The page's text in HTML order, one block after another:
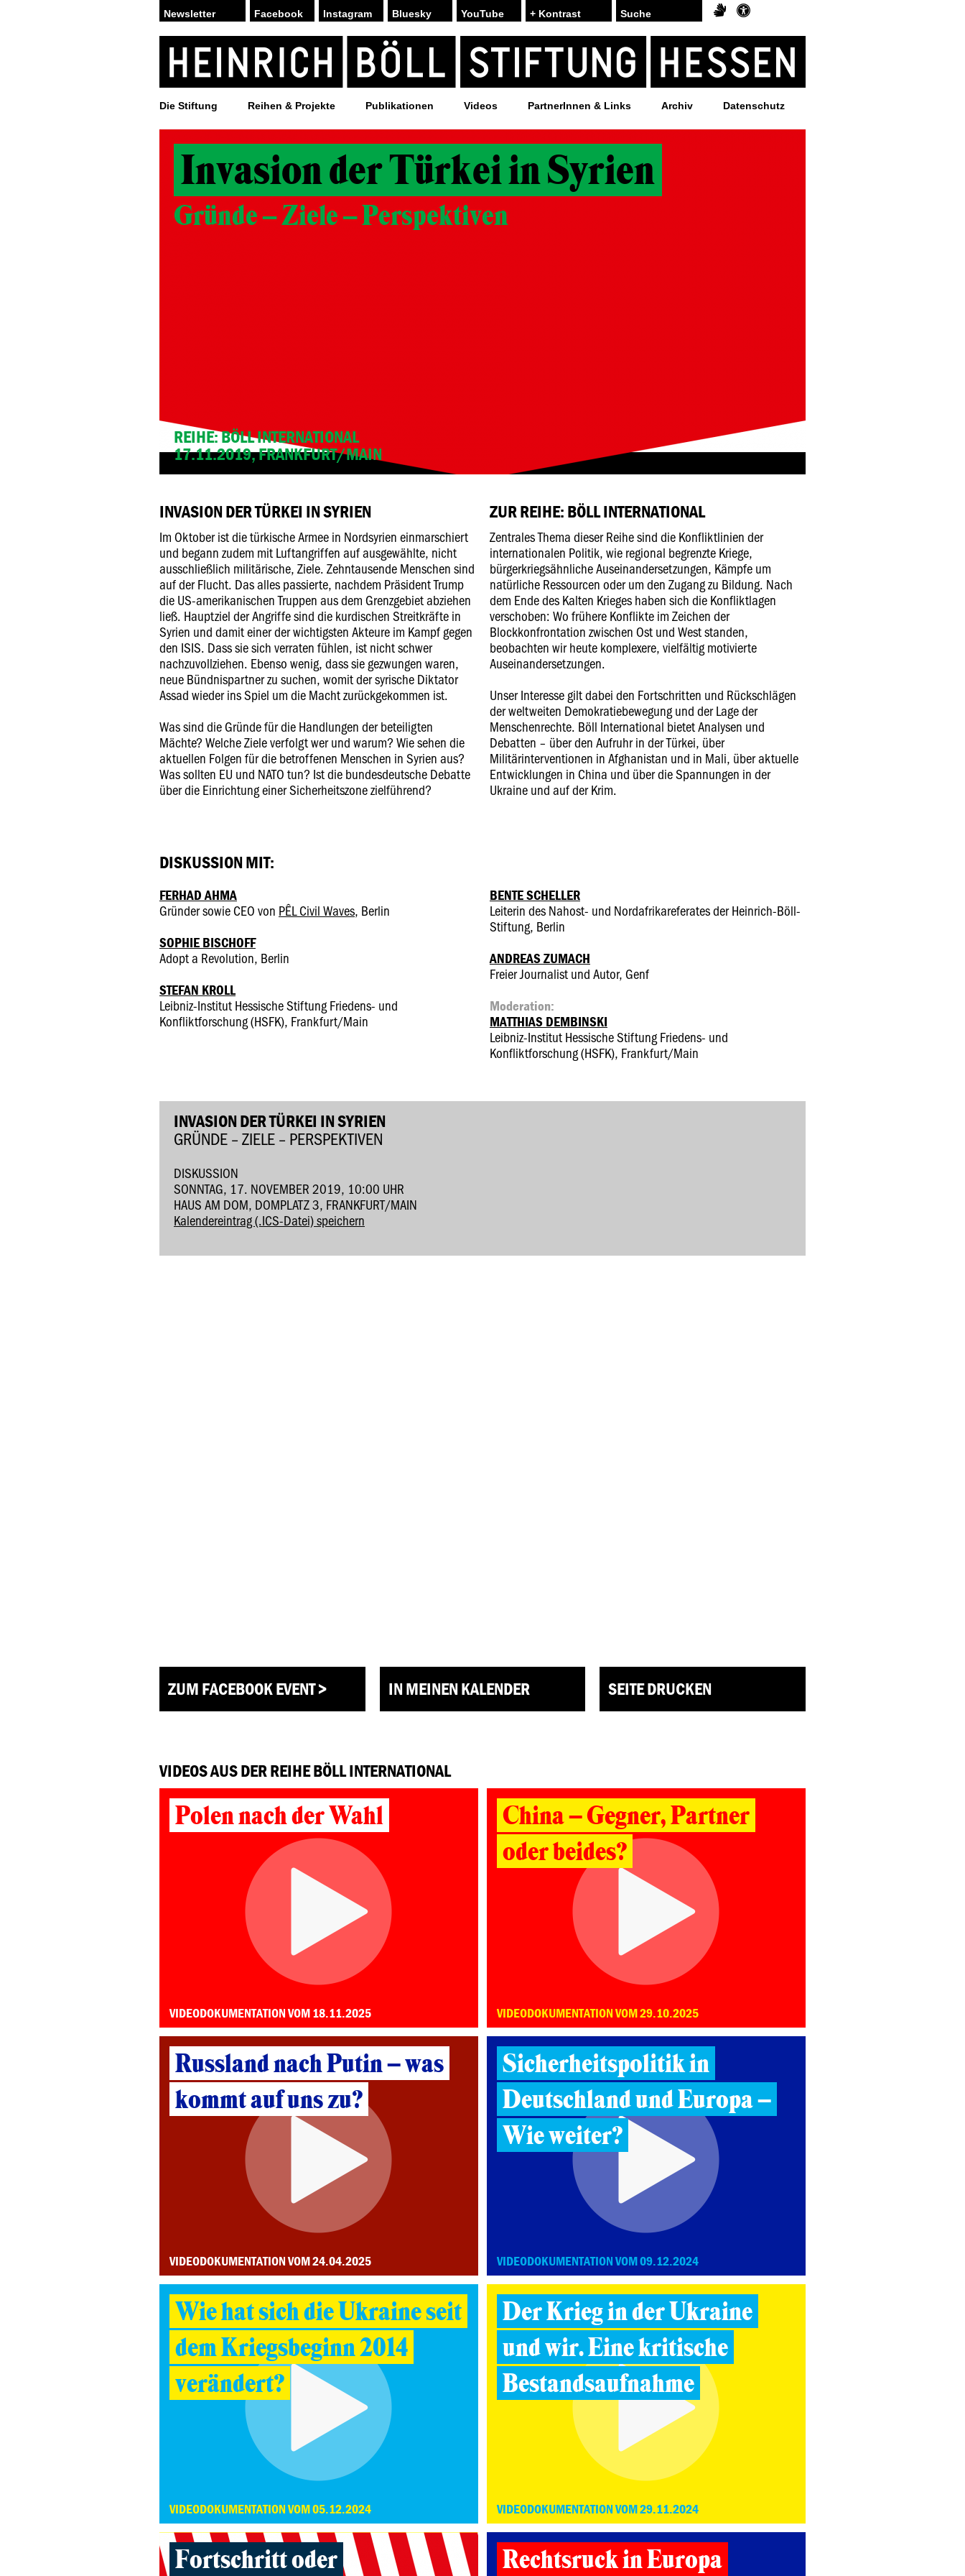
Facebook Instagram Bluesky YouTube + Kontrast
Die Stiftung Reihen & Projekte Publikationen Videos PartnerInnen & Links Archiv Datenschutz
Invasion der Türkei in Syrien
Gründe – Ziele – Perspektiven
REIHE: BÖLL INTERNATIONAL
17.11.2019, FRANKFURT/MAIN
INVASION DER TÜRKEI IN SYRIEN
Im Oktober ist die türkische Armee in Nordsyrien einmarschiert
und begann zudem mit Luftangriffen auf ausgewählte, nicht
ausschließlich militärische, Ziele. Zehntausende Menschen sind
auf der Flucht. Das alles passierte, nachdem Präsident Trump
die US-amerikanischen Truppen aus dem Grenzgebiet abziehen
ließ. Hauptziel der Angriffe sind die kurdischen Streitkräfte in
Syrien und damit einer der wichtigsten Akteure im Kampf gegen
den ISIS. Dass sie sich verraten fühlen, ist nicht schwer
nachzuvollziehen. Ebenso wenig, dass sie gezwungen waren,
neue Bündnispartner zu suchen, womit der syrische Diktator
Assad wieder ins Spiel um die Macht zurückgekommen ist.
Was sind die Gründe für die Handlungen der beteiligten
Mächte? Welche Ziele verfolgt wer und warum? Wie sehen die
aktuellen Folgen für die betroffenen Menschen in Syrien aus?
Was sollten EU und NATO tun? Ist die bundesdeutsche Debatte
über die Einrichtung einer Sicherheitszone zielführend?
ZUR REIHE: BÖLL INTERNATIONAL
Zentrales Thema dieser Reihe sind die Konfliktlinien der
internationalen Politik, wie regional begrenzte Kriege,
bürgerkriegsähnliche Auseinandersetzungen, Kämpfe um
natürliche Ressourcen oder um den Zugang zu Bildung. Nach
dem Ende des Kalten Krieges haben sich die Konfliktlagen
verschoben: Wo frühere Konflikte im Zeichen der
Blockkonfrontation zwischen Ost und West standen,
beobachten wir heute komplexere, vielfältig motivierte
Auseinandersetzungen.
Unser Interesse gilt dabei den Fortschritten und Rückschlägen
der weltweiten Demokratiebewegung und der Lage der
Menschenrechte. Böll International bietet Analysen und
Debatten – über den Aufruhr in der Türkei, über
Militärinterventionen in Afghanistan und in Mali, über aktuelle
Entwicklungen in China und über die Spannungen in der
Ukraine und auf der Krim.
DISKUSSION MIT:
FERHAD AHMA
Gründer sowie CEO von PÊL Civil Waves, Berlin
SOPHIE BISCHOFF
Adopt a Revolution, Berlin
STEFAN KROLL
Leibniz-Institut Hessische Stiftung Friedens- und
Konfliktforschung (HSFK), Frankfurt/Main
BENTE SCHELLER
Leiterin des Nahost- und Nordafrikareferates der Heinrich-Böll-
Stiftung, Berlin
ANDREAS ZUMACH
Freier Journalist und Autor, Genf
Moderation:
MATTHIAS DEMBINSKI
Leibniz-Institut Hessische Stiftung Friedens- und
Konfliktforschung (HSFK), Frankfurt/Main
INVASION DER TÜRKEI IN SYRIEN
GRÜNDE – ZIELE – PERSPEKTIVEN
DISKUSSION
SONNTAG, 17. NOVEMBER 2019, 10:00 UHR
HAUS AM DOM, DOMPLATZ 3, FRANKFURT/MAIN
Kalendereintrag (.ICS-Datei) speichern
ZUM FACEBOOK EVENT > IN MEINEN KALENDER SEITE DRUCKEN
VIDEOS AUS DER REIHE BÖLL INTERNATIONAL
Polen nach der Wahl
VIDEODOKUMENTATION VOM 18.11.2025
China – Gegner, Partner
oder beides?
VIDEODOKUMENTATION VOM 29.10.2025
Russland nach Putin – was
kommt auf uns zu?
VIDEODOKUMENTATION VOM 24.04.2025
Sicherheitspolitik in
Deutschland und Europa –
Wie weiter?
VIDEODOKUMENTATION VOM 09.12.2024
Wie hat sich die Ukraine seit
dem Kriegsbeginn 2014
verändert?
VIDEODOKUMENTATION VOM 05.12.2024
Der Krieg in der Ukraine
und wir. Eine kritische
Bestandsaufnahme
VIDEODOKUMENTATION VOM 29.11.2024
Fortschritt oder Rechtsruck in Europa